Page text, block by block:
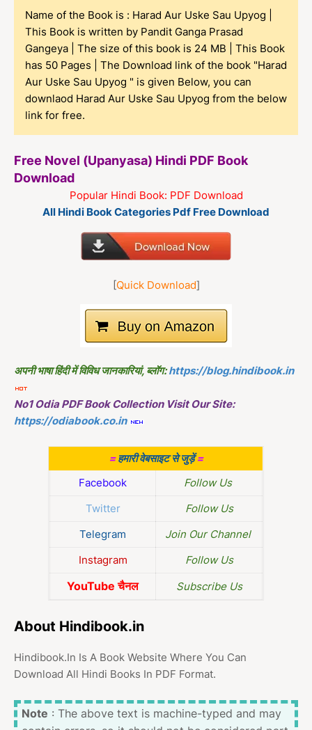
Name of the Book is : Harad Aur Uske Sau Upyog |
This Book is written by Pandit Ganga Prasad
Gangeya | The size of this book is 24 MB | This Book
has 50 Pages | The Download link of the book "Harad
Aur Uske Sau Upyog " is given Below, you can
downlaod Harad Aur Uske Sau Upyog from the below
link for free.
Free Novel (Upanyasa) Hindi PDF Book
Download
Popular Hindi Book: PDF Download
All Hindi Book Categories Pdf Free Download
[Quick Download]
अपनी भाषा हिंदी में विविध जानकारियां, ब्लॉग: https://blog.hindibook.in
No1 Odia PDF Book Collection Visit Our Site:
https://odiabook.co.in
=हमारी वेबसाइट से जुड़ें=
Facebook
Follow Us
Twitter
Follow Us
Telegram
Join Our Channel
Instagram
Follow Us
YouTube चैनल Subscribe Us
About Hindibook.in
Hindibook.In Is A Book Website Where You Can
Download All Hindi Books In PDF Format.
Note : The above text is machine-typed and may